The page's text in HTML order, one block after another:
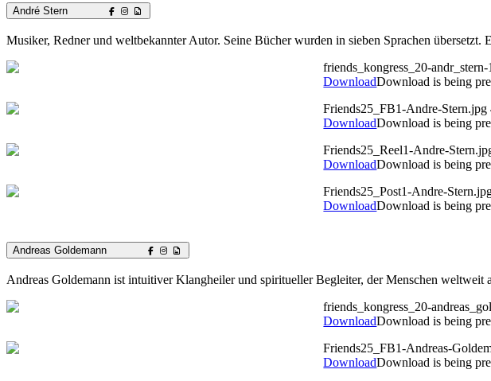
André Stern
Musiker, Redner und weltbekannter Autor. Seine Bücher wurden in sieben Sprachen übersetzt.
friends_kongress_20-
DownloadDownload is being
Friends25_FB1-Andre-Stern.jpg
DownloadDownload is being
Friends25_Reel1-Andre-
DownloadDownload is being
Friends25_Post1-Andre-
DownloadDownload is being
Andreas Goldemann
Andreas Goldemann ist intuitiver Klangheiler und spiritueller Begleiter, der Menschen
friends_kongress_20-
DownloadDownload is being
Friends25_FB1-Andreas-
DownloadDownload is being